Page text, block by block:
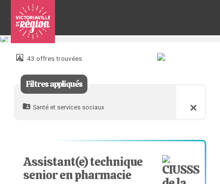
Pour
joindre 43 offres trouvées
Filtres appliqués
Santé et services sociaux
Assistant(e) technique
senior en pharmacie